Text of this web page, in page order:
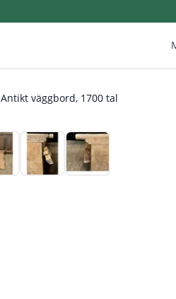
Antikt väggbord, 1700 tal